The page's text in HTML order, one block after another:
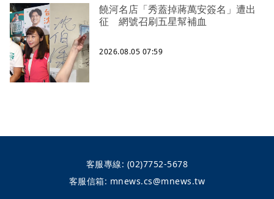
饒河名店「秀蓋掉蔣萬安簽名」遭出
征 網號召刷五星幫補血
2026.08.05 07:59
客服專線: (02)7752-5678
客服信箱: mnews.cs@mnews.tw